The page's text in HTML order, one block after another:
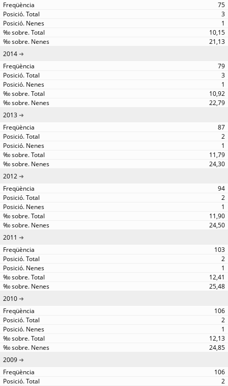
75
3
1
10,15
21,13
2014
79
3
1
10,92
22,79
2013
87
2
1
11,79
24,30
2012
94
2
1
11,90
24,50
2011
103
2
1
12,41
25,48
2010
106
2
1
12,13
24,85
2009
106
2